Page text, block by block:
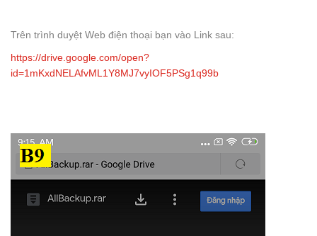
Trên trình duyệt Web điện thoại bạn vào Link sau:
https://drive.google.com/open?
id=1mKxdNELAfvML1Y8MJ7vyIOF5PSg1q99b